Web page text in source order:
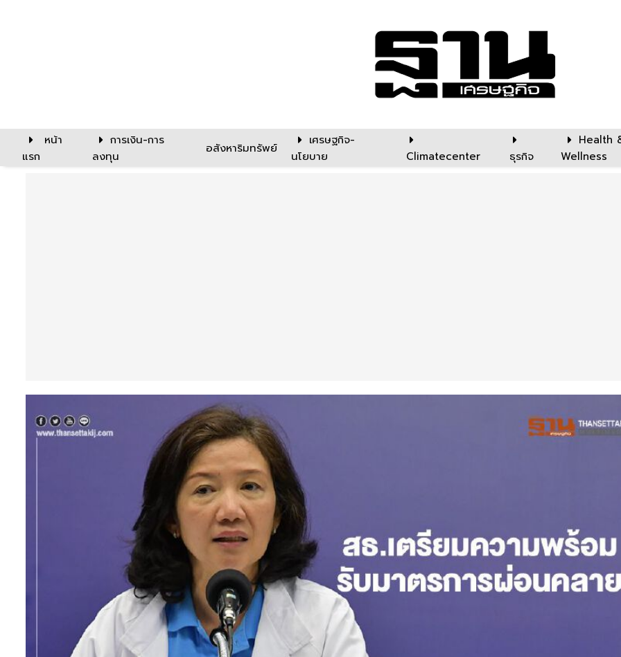
หน้า
แรก
การเงิน-การ
ลงทุน
อสังหาริมทรัพย์
เศรษฐกิจ-
นโยบาย
Climatecenter ธุรกิจ
Health
Wellness